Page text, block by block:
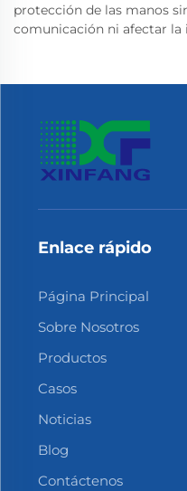
protección de las manos
comunicación ni afectar la
Enlace rápido
Página Principal
Sobre Nosotros
Productos
Casos
Noticias
Blog
Contáctenos